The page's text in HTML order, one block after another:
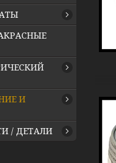
И
/ ДЕТАЛИ